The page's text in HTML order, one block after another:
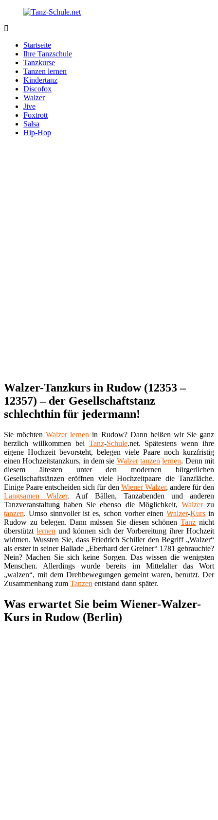
Zurück
Inhalt
Schule.net
Tanzschule
Internet
Startseite
Ihre Tanzschule
Tanzkurse
Tanzen lernen
Kindertanz
Discofox
Walzer
Jive
Foxtrott
Salsa
Hip-Hop
Walzer-Tanzkurs in Rudow (12353 –
12357) – der Gesellschaftstanz
schlechthin für jedermann!
Sie möchtenWalzer lernen in Rudow? Dann heißen wir Sie ganz
herzlich willkommen bei Tanz-Schule.net. Spätestens wenn ihre
eigene Hochzeit bevorsteht, belegen viele Paare noch kurzfristig
einen Hochzeitstanzkurs, in dem sie Walzer tanzen lernen. Denn mit
diesem ältesten unter den modernen bürgerlichen
Gesellschaftstänzen eröffnen viele Hochzeitpaare die Tanzfläche.
Einige Paare entscheiden sich für den Wiener Walzer, andere für den
Langsamen Walzer. Auf Bällen, Tanzabenden und anderen
Tanzveranstaltung haben Sie ebenso die Möglichkeit, Walzerzu
tanzen. Umso sinnvoller ist es, schon vorher einenWalzer-Kurs in
Rudow zu belegen. Dann müssen Sie diesen schönenTanz nicht
überstützt lernen und können sich der Vorbereitung ihrer Hochzeit
widmen. Wussten Sie, dass Friedrich Schiller den Begriff „Walzer“
als erster in seiner Ballade „Eberhard der Greiner“ 1781 gebrauchte?
Nein? Machen Sie sich keine Sorgen. Das wissen die wenigsten
Menschen. Allerdings wurde bereits im Mittelalter das Wort
„walzen“, mit dem Drehbewegungen gemeint waren, benutzt. Der
Zusammenhang zum Tanzen entstand dann später.
Was erwartet Sie beim Wiener-Walzer-
Kurs in Rudow (Berlin)